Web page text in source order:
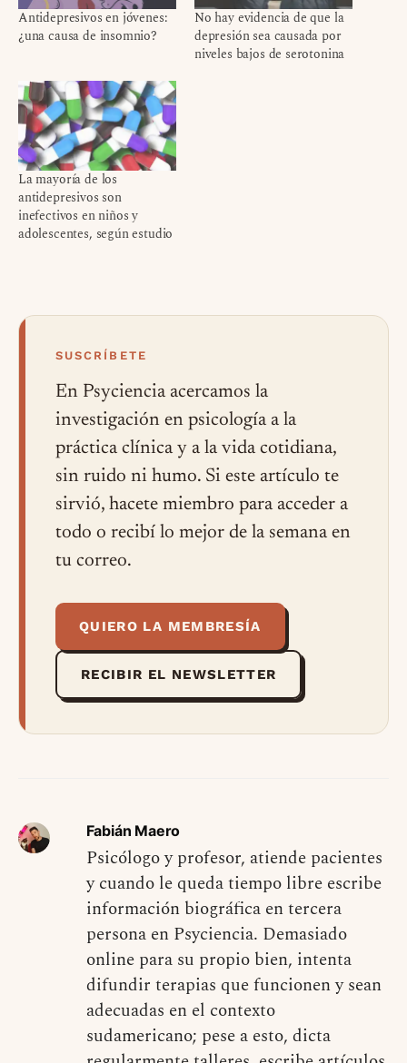
Antidepresivos en jóvenes:
¿una causa de insomnio?
No hay evidencia de que la
depresión sea causada por
niveles bajos de serotonina
La mayoría de los
antidepresivos son
inefectivos en niños y
adolescentes, según estudio
SUSCRÍBETE
En Psyciencia acercamos la
investigación en psicología a la
práctica clínica y a la vida cotidiana,
sin ruido ni humo. Si este artículo te
sirvió, hacete miembro para acceder a
todo o recibí lo mejor de la semana en
tu correo.
QUIERO LA MEMBRESÍA
RECIBIR EL NEWSLETTER
Fabián Maero
Psicólogo y profesor, atiende pacientes
y cuando le queda tiempo libre escribe
información biográfica en tercera
persona en Psyciencia. Demasiado
online para su propio bien, intenta
difundir terapias que funcionen y sean
adecuadas en el contexto
sudamericano; pese a esto, dicta